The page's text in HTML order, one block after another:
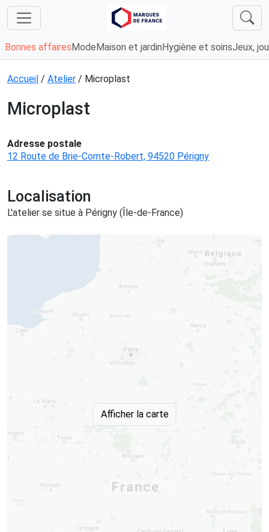
Bonnes affaires Mode Maison et jardin Hygiène et soinsJeux,
Accueil / Atelier / Microplast
Microplast
Adresse postale
12 Route de Brie-Comte-Robert, 94520 Périgny
Localisation
L'atelier se situe à Périgny (Île-de-France)
Afficher la carte